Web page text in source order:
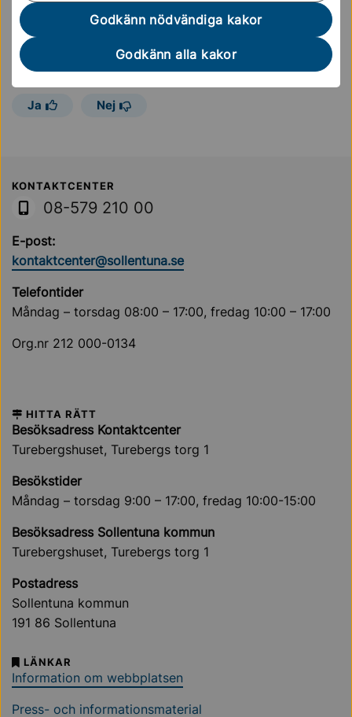
Godkänn nödvändiga kakor
Godkänn alla kakor
Sidan uppdaterades
Hjälpte informationen på den här sidan dig?
Ja Nej
Sollentuna Kommun
KONTAKTCENTER
08-579 210 00
E-post:
kontaktcenter@sollentuna.se
Telefontider
Måndag – torsdag 08:00 – 17:00, fredag 10:00 – 17:00
Org.nr 212 000-0134
HITTA RÄTT
Besöksadress Kontaktcenter
Turebergshuset, Turebergs torg 1
Besökstider
Måndag – torsdag 9:00 – 17:00, fredag 10:00-15:00
Besöksadress Sollentuna kommun
Turebergshuset, Turebergs torg 1
Postadress
Sollentuna kommun
191 86 Sollentuna
LÄNKAR
Information om webbplatsen
Press- och informationsmaterial